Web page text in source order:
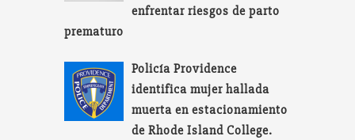
enfrentar riesgos de parto
prematuro
Policía Providence
identifica mujer hallada
muerta en estacionamiento
de Rhode Island College.